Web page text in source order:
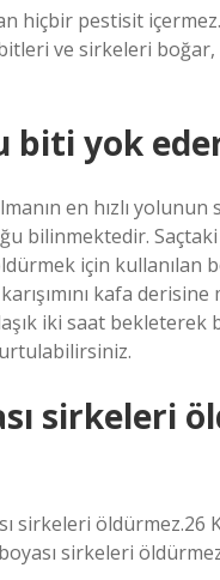
hiçbir pestisit
ve sirkeleri
biti yok
en hızlı yolunun
bilinmektedir.
için kullanılan
kafa derisine
iki saat bekleterek
sirkeleri
sirkeleri öldürmez.26
sirkeleri